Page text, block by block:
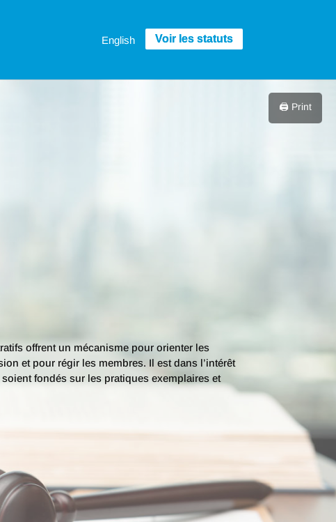
English
offrent un mécanisme pour orienter les
et pour régir les membres. Il est dans l’intérêt
fondés sur les pratiques exemplaires et
🖨️ Print